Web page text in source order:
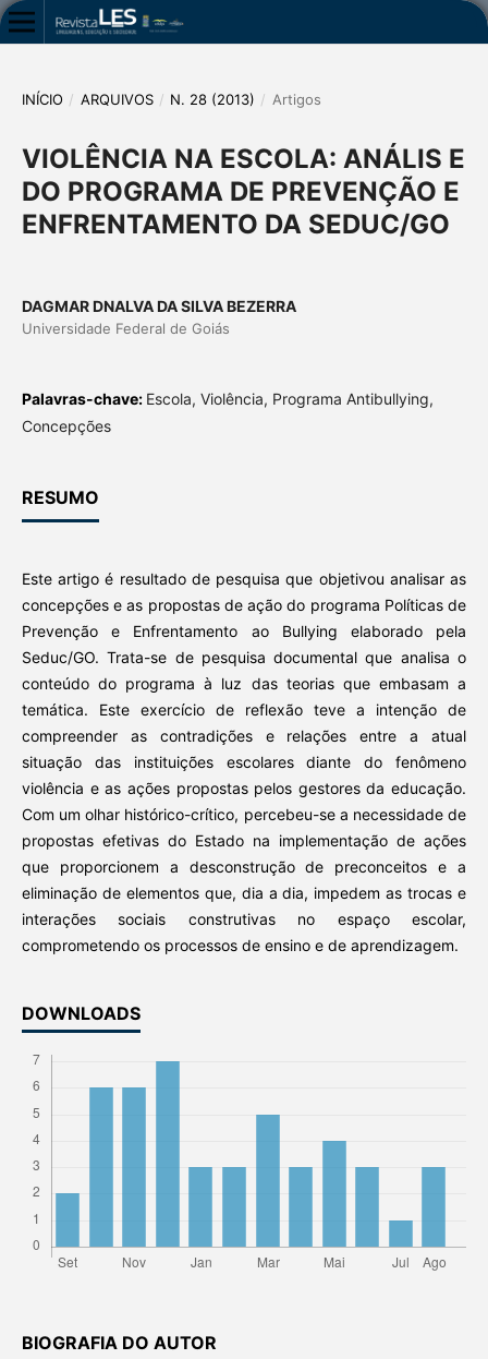
INÍCIO / ARQUIVOS / N. 28 (2013) / Artigos
VIOLÊNCIA NA ESCOLA: ANÁLIS E
DO PROGRAMA DE PREVENÇÃO E
ENFRENTAMENTO DA SEDUC/GO
DAGMAR DNALVA DA SILVA BEZERRA
Universidade Federal de Goiás
Palavras-chave: Escola, Violência, Programa Antibullying,
Concepções
RESUMO
Este artigo é resultado de pesquisa que objetivou analisar as
concepções e as propostas de ação do programa Políticas de
Prevenção e Enfrentamento ao Bullying elaborado pela
Seduc/GO. Trata-se de pesquisa documental que analisa o
conteúdo do programa à luz das teorias que embasam a
temática. Este exercício de reflexão teve a intenção de
compreender as contradições e relações entre a atual
situação das instituições escolares diante do fenômeno
violência e as ações propostas pelos gestores da educação.
Com um olhar histórico-crítico, percebeu-se a necessidade de
propostas efetivas do Estado na implementação de ações
que proporcionem a desconstrução de preconceitos e a
eliminação de elementos que, dia a dia, impedem as trocas e
interações sociais construtivas no espaço escolar,
comprometendo os processos de ensino e de aprendizagem.
DOWNLOADS
BIOGRAFIA DO AUTOR